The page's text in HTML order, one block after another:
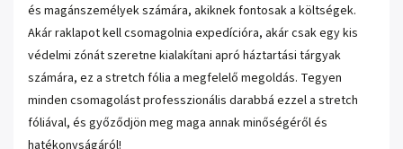
és magánszemélyek számára, akiknek fontosak a költségek.
Akár raklapot kell csomagolnia expedícióra, akár csak egy kis
védelmi zónát szeretne kialakítani apró háztartási tárgyak
számára, ez a stretch fólia a megfelelő megoldás. Tegyen
minden csomagolást professzionális darabbá ezzel a stretch
fóliával, és győződjön meg maga annak minőségéről és
hatékonyságáról!